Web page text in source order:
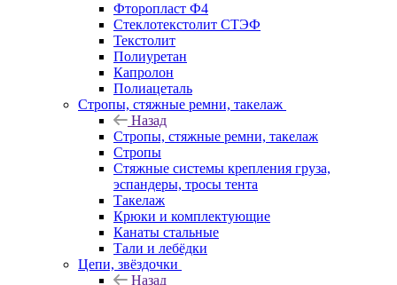
Фторопласт Ф4
Стеклотекстолит СТЭФ
Текстолит
Полиуретан
Капролон
Полиацеталь
Стропы, стяжные ремни, такелаж
Назад
Стропы, стяжные ремни, такелаж
Стропы
Стяжные системы крепления груза,
эспандеры, тросы тента
Такелаж
Крюки и комплектующие
Канаты стальные
Тали и лебёдки
Цепи, звёздочки
Назад